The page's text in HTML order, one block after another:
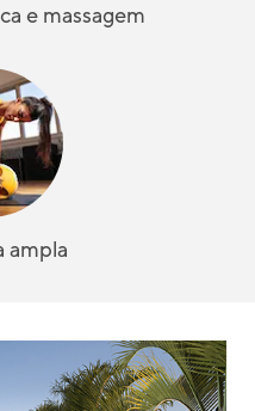
e massagem
ampla